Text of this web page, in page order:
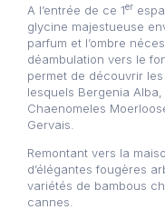
A l’entrée de ce 1er
glycine majestueuse
parfum et l’ombre
déambulation vers le
permet de découvrir
lesquels Bergenia Alba,
Chaenomeles
Gervais.
Remontant vers la
d’élégantes fougères
variétés de bambous
cannes.